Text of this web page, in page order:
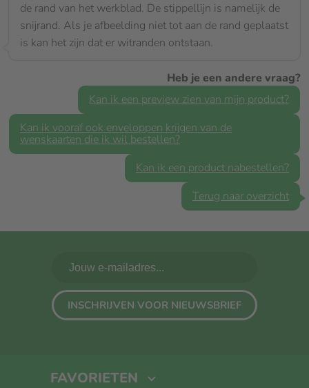
de rand van het werkblad. De stippellijn is namelijk de
snijrand. Als je afbeelding niet tot aan de rand geplaatst
is kan het zijn dat er witranden ontstaan.
Heb je een andere vraag?
Kan ik een preview zien van mijn product?
Kan ik vooraf ook enveloppen krijgen van de
wenskaarten die ik wil bestellen?
Kan ik een product nabestellen?
Terug naar overzicht
INSCHRIJVEN VOOR NIEUWSBRIEF
FAVORIETEN